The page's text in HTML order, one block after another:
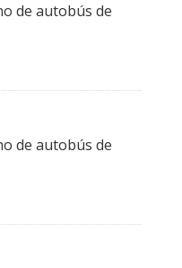
de autobús de
de autobús de